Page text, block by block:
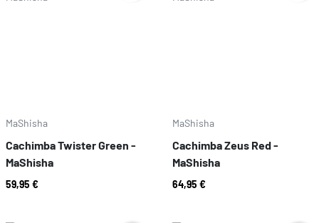
MaShisha
Cachimba Twister Green -
MaShisha
59,95 €
MaShisha
Cachimba Zeus Red -
MaShisha
64,95 €